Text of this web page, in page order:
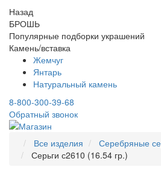
Назад
БРОШЬ
Популярные подборки украшений
Камень/вставка
Жемчуг
Янтарь
Натуральный камень
8-800-300-39-68
Обратный звонок
Все изделия
Серебряные
Серьги с2610 (16.54 гр.)